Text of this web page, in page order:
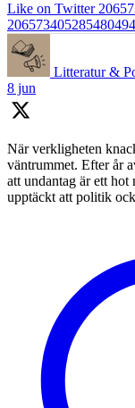
Like on Twitter
Litteratur &
8 jun
När verkligheten
väntrummet. Efter år
att undantag är ett hot
upptäckt att politik